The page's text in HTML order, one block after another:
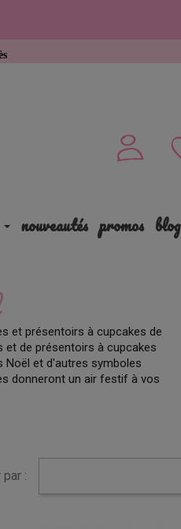
nouveautés promos blog
et présentoirs à cupcakes de
et de présentoirs à cupcakes
Noël et d'autres symboles
donneront un air festif à vos
par :